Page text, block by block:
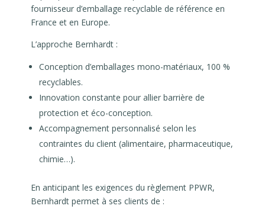
fournisseur d’emballage recyclable de référence en
France et en Europe.
L’approche Bernhardt :
Conception d’emballages mono-matériaux, 100 %
recyclables.
Innovation constante pour allier barrière de
protection et éco-conception.
Accompagnement personnalisé selon les
contraintes du client (alimentaire, pharmaceutique,
chimie…).
En anticipant les exigences du règlement PPWR,
Bernhardt permet à ses clients de :